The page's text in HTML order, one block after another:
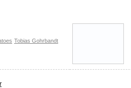
Tobias Gohrbandt